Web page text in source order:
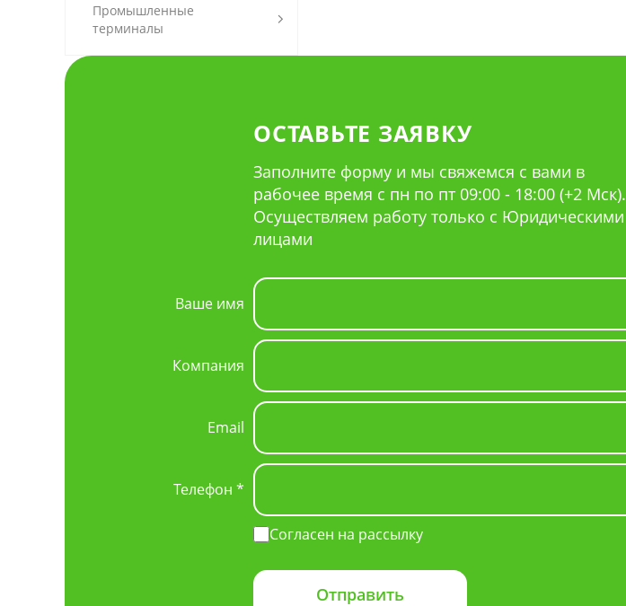
Промышленные
терминалы
ОСТАВЬТЕ ЗАЯВКУ
Заполните форму и мы свяжемся с вами в
рабочее время с пн по пт 09:00 - 18:00 (+2 Мск).
Осуществляем работу только с Юридическими
лицами
Ваше имя
Компания
Email
Телефон *
Согласен на рассылку